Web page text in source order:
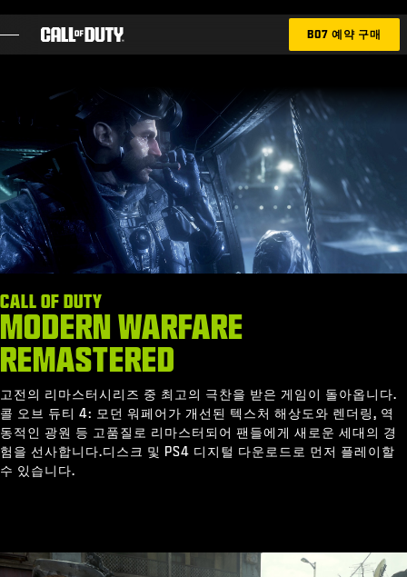
STORE
E스포츠
고객지원
XBOX GAME PASS
BO7 예약 구매
CALL OF DUTY
MODERN WARFARE
REMASTERED
고전의 리마스터시리즈 중 최고의 극찬을 받은 게임이 돌아옵니다.
콜 오브 듀티 4: 모던 워페어가 개선된 텍스처 해상도와 렌더링, 역
동적인 광원 등 고품질로 리마스터되어 팬들에게 새로운 세대의 경
험을 선사합니다.디스크 및 PS4 디지털 다운로드로 먼저 플레이할
수 있습니다.